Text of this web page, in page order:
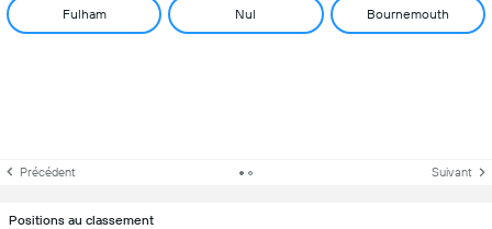
Fulham Nul Bournemouth
Précédent Suivant
Positions au classement